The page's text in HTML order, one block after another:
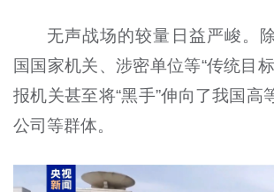
无声战场的较量日益严峻。
国国家机关、涉密单位等“传统目
报机关甚至将“黑手”伸向了我国高
公司等群体。